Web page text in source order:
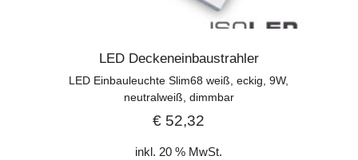
LED Deckeneinbaustrahler
LED Einbauleuchte Slim68 weiß, eckig, 9W,
neutralweiß, dimmbar
€ 52,32
inkl. 20 % MwSt.